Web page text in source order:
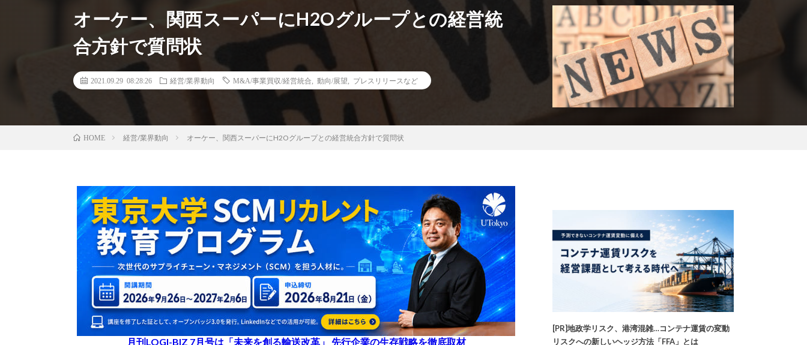
オーケー、関西スーパーにH2Oグループとの経営統
合方針で質問状
2021.09.29 08:28:26 経営/業界動向 M&A/事業買収/経営統合 動向/展望 プレスリリースなど
HOME 経営/業界動向 オーケー、関西スーパーにH2Oグループとの経営統合方針で質問状
月刊LOGI-BIZ 7月号は「未来を創る輸送改革」 先行企業の生存戦略を徹底取材
[PR]地政学リスク、港湾混雑…コンテナ運賃の変動
リスクへの新しいヘッジ方法「FFA」とは